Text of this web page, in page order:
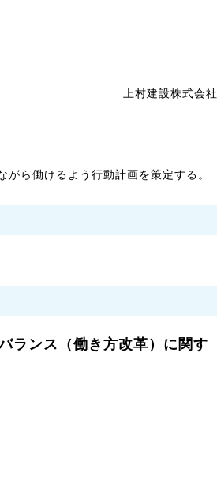
上村建設株式会社
ら働けるよう行動計画を策定する。
ランス（働き方改革）に関す